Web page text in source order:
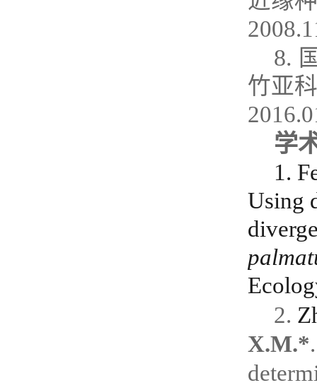
8.
竹亚
学
1.
Using
2.
X.M.*